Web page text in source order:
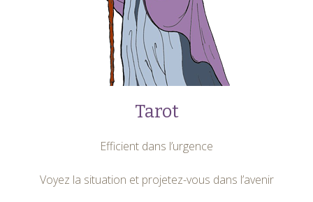
Tarot
Efficient dans l’urgence
Voyez la situation et projetez-vous dans l’avenir